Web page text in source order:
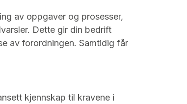
av oppgaver og prosesser,
Dette gir din bedrift
av forordningen. Samtidig får
kjennskap til kravene i